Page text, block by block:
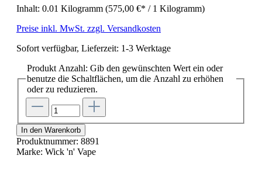
Inhalt: 0.01 Kilogramm (575,00 €* / 1 Kilogramm)
Preise inkl. MwSt. zzgl. Versandkosten
Sofort verfügbar, Lieferzeit: 1-3 Werktage
Produkt Anzahl: Gib den gewünschten Wert ein oder
benutze die Schaltflächen, um die Anzahl zu erhöhen
oder zu reduzieren.
In den Warenkorb
Produktnummer: 8891
Marke: Wick 'n' Vape